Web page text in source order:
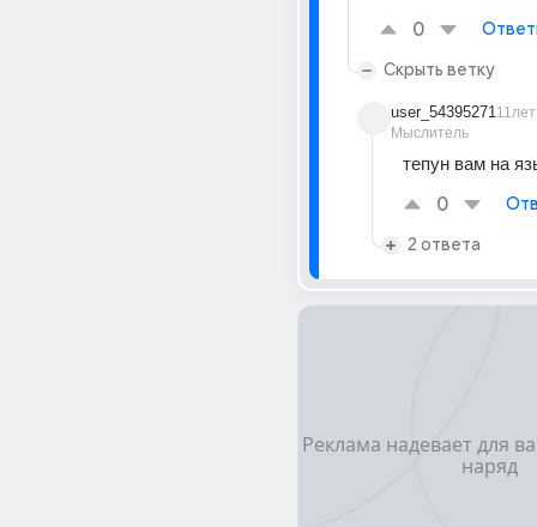
0
Скрыть ветку
user_54395271
Мыслитель
11лет
тепун вам на
0
2 ответа